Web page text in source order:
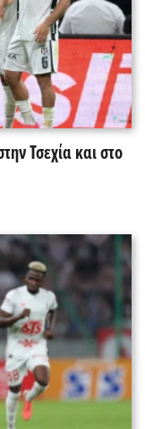
Τσεχία και στο